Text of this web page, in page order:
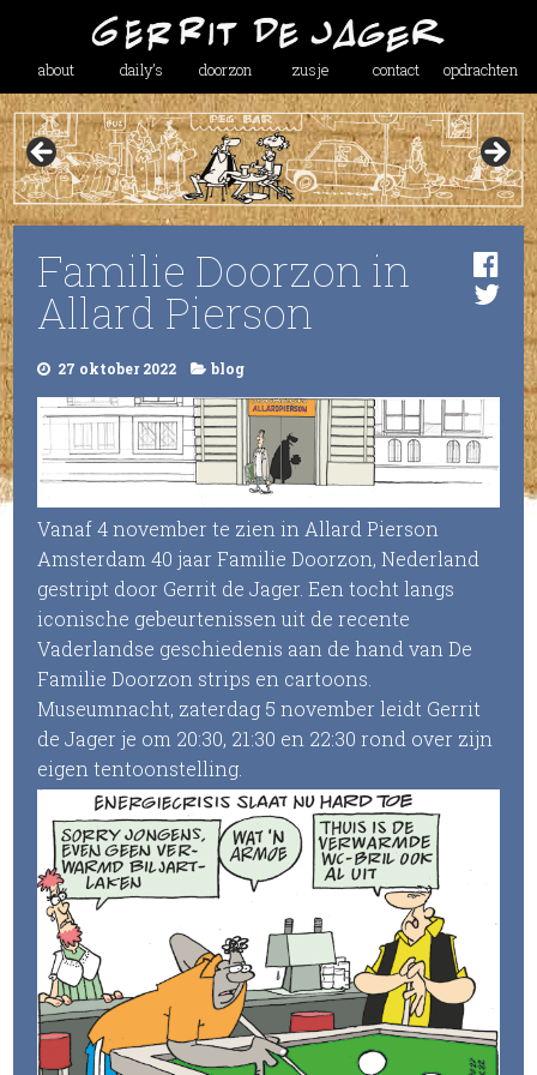
about daily’s doorzon zusje contact opdrachten
Familie Doorzon in
Allard Pierson
27 oktober 2022 blog
Vanaf 4 november te zien in Allard Pierson
Amsterdam 40 jaar Familie Doorzon, Nederland
gestript door Gerrit de Jager. Een tocht langs
iconische gebeurtenissen uit de recente
Vaderlandse geschiedenis aan de hand van De
Familie Doorzon strips en cartoons.
Museumnacht, zaterdag 5 november leidt Gerrit
de Jager je om 20:30, 21:30 en 22:30 rond over zijn
eigen tentoonstelling.